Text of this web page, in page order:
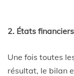
2. États financiers
Une fois toutes
résultat, le bilan